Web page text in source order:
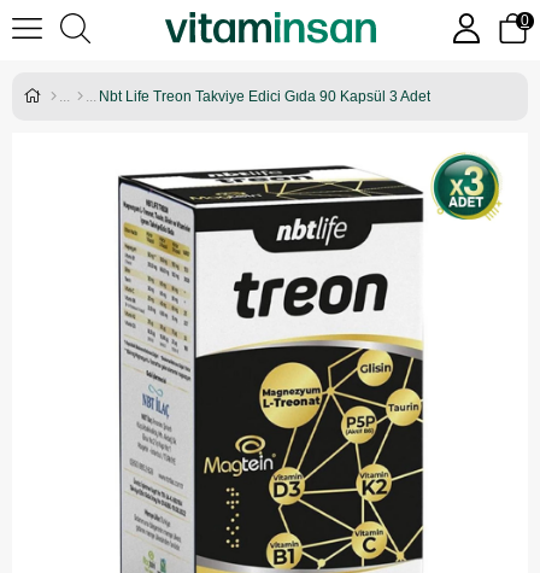
0
Nbt Life Treon Takviye Edici Gıda 90 Kapsül 3 Adet